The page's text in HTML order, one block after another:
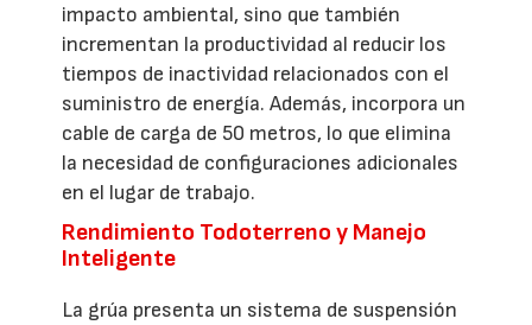
impacto ambiental, sino que también
incrementan la productividad al reducir los
tiempos de inactividad relacionados con el
suministro de energía. Además, incorpora un
cable de carga de 50 metros, lo que elimina
la necesidad de configuraciones adicionales
en el lugar de trabajo.
Rendimiento Todoterreno y Manejo
Inteligente
La grúa presenta un sistema de suspensión